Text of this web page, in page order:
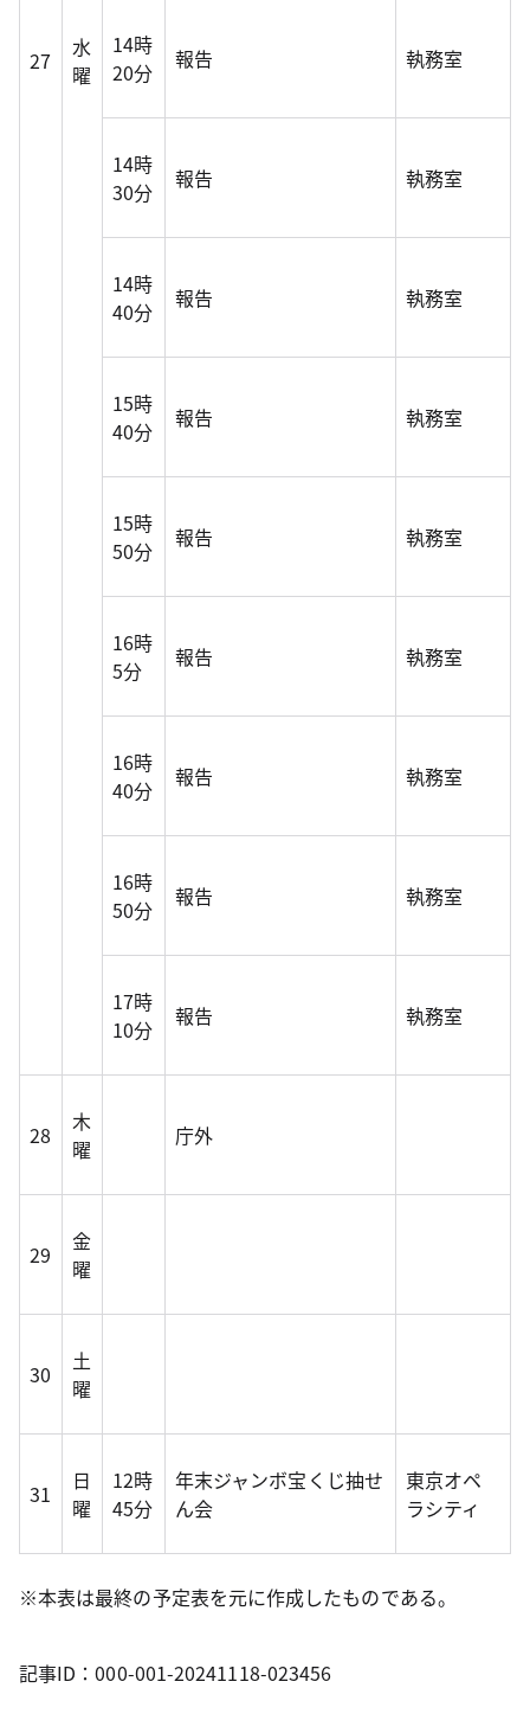
27
水
曜
14時
20分
報告 執務室
14時
30分
報告 執務室
14時
40分
報告 執務室
15時
40分
報告 執務室
15時
50分
報告 執務室
16時
5分
報告 執務室
16時
40分
報告 執務室
16時
50分
報告 執務室
17時
10分
報告 執務室
28
木
曜
庁外
29
金
曜
30
土
曜
31
日
曜
12時
45分
年末ジャンボ宝くじ抽せ
ん会
東京オペ
ラシティ
※本表は最終の予定表を元に作成したものである。
記事ID：000-001-20241118-023456